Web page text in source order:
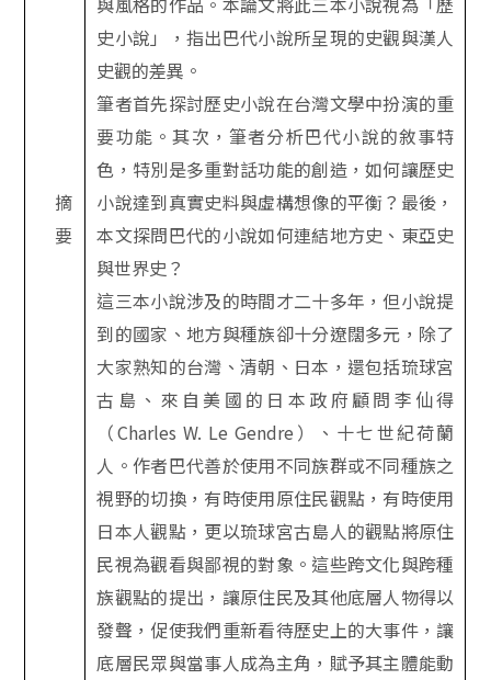
摘
要
史小說」，指出巴代小說所呈現的史觀與漢人
史觀的差異。
筆者首先探討歷史小說在台灣文學中扮演的重
要功能。其次，筆者分析巴代小說的敘事特
色，特別是多重對話功能的創造，如何讓歷史
小說達到真實史料與虛構想像的平衡？最後，
本文探問巴代的小說如何連結地方史、東亞史
與世界史？
這三本小說涉及的時間才二十多年，但小說提
到的國家、地方與種族卻十分遼闊多元，除了
大家熟知的台灣、清朝、日本，還包括琉球宮
古島、來自美國的日本政府顧問李仙得
（Charles W. Le Gendre ）、十七世紀荷蘭
人。作者巴代善於使用不同族群或不同種族之
視野的切換，有時使用原住民觀點，有時使用
日本人觀點，更以琉球宮古島人的觀點將原住
民視為觀看與鄙視的對象。這些跨文化與跨種
族觀點的提出，讓原住民及其他底層人物得以
發聲，促使我們重新看待歷史上的大事件，讓
底層民眾與當事人成為主角，賦予其主體能動